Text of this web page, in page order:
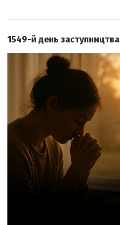
1549-й день заступництва